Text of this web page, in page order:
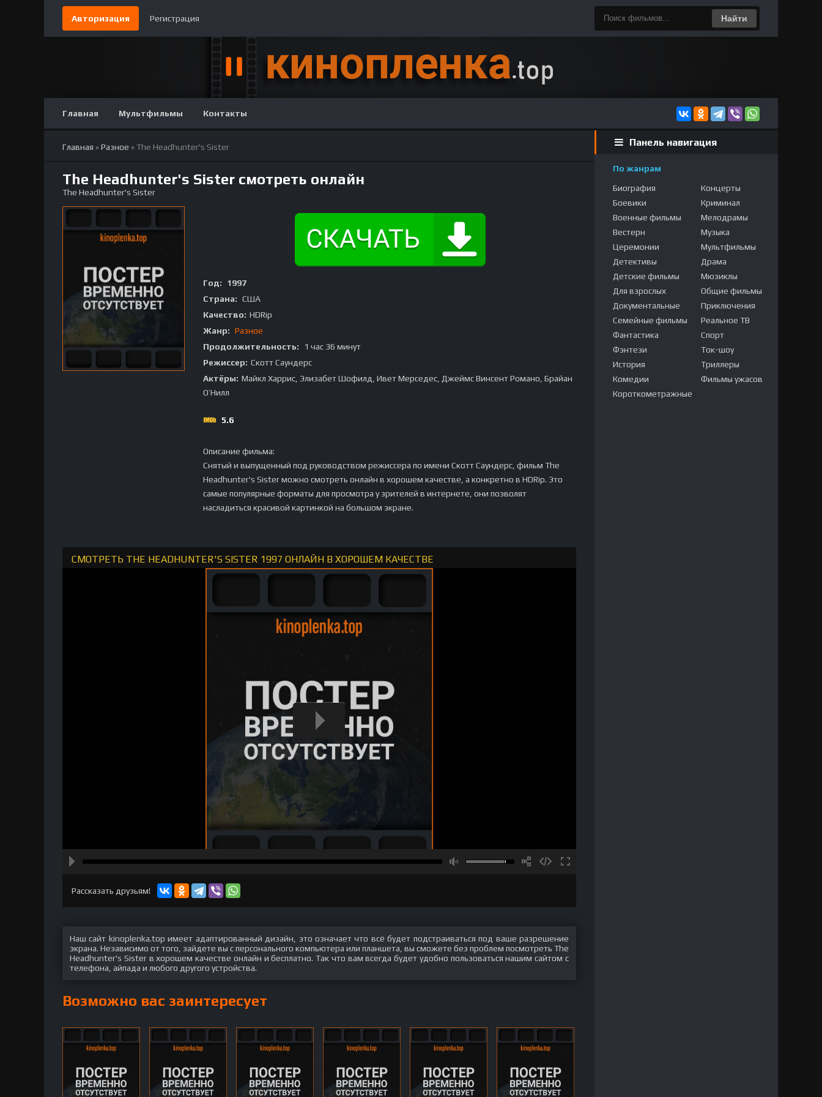
Авторизация Регистрация Найти
Главная Мультфильмы Контакты
Главная »Разное » The Headhunter's Sister
The Headhunter's Sister смотреть онлайн
The Headhunter's Sister
Год:
1997
Страна: США
Качество: HDRip
Жанр: Разное
Продолжительность:
1 час 36 минут
Режиссер: Скотт Саундерс
Актёры: Майкл Харрис, Элизабет Шофилд, Ивет Мерседес, Джеймс Винсент Романо, Брайан
О’Нилл
5.6
Описание фильма:
Снятый и выпущенный под руководством режиссера по имени Скотт Саундерс, фильм The
Headhunter's Sister можно смотреть онлайн в хорошем качестве, а конкретно в HDRip. Это
самые популярные форматы для просмотра у зрителей в интернете, они позволят
насладиться красивой картинкой на большом экране.
СМОТРЕТЬ THE HEADHUNTER'S SISTER 1997 ОНЛАЙН В ХОРОШЕМ КАЧЕСТВЕ
Рассказать друзьям!
Наш сайт kinoplenka.top имеет адаптированный дизайн, это означает что всё будет подстраиваться под ваше разрешение
экрана. Независимо от того, зайдете вы с персонального компьютера или планшета, вы сможете без проблем посмотреть The
Headhunter's Sister в хорошем качестве онлайн и бесплатно. Так что вам всегда будет удобно пользоваться нашим сайтом с
телефона, айпада и любого другого устройства.
Возможно вас заинтересует
Панель навигация
По жанрам
Биография
Боевики
Военные фильмы
Вестерн
Церемонии
Детективы
Детские фильмы
Для взрослых
Документальные
Семейные фильмы
Фантастика
Фэнтези
История
Комедии
Короткометражные
Концерты
Криминал
Мелодрамы
Музыка
Мультфильмы
Драма
Мюзиклы
Общие фильмы
Приключения
Реальное ТВ
Спорт
Ток-шоу
Триллеры
Фильмы ужасов